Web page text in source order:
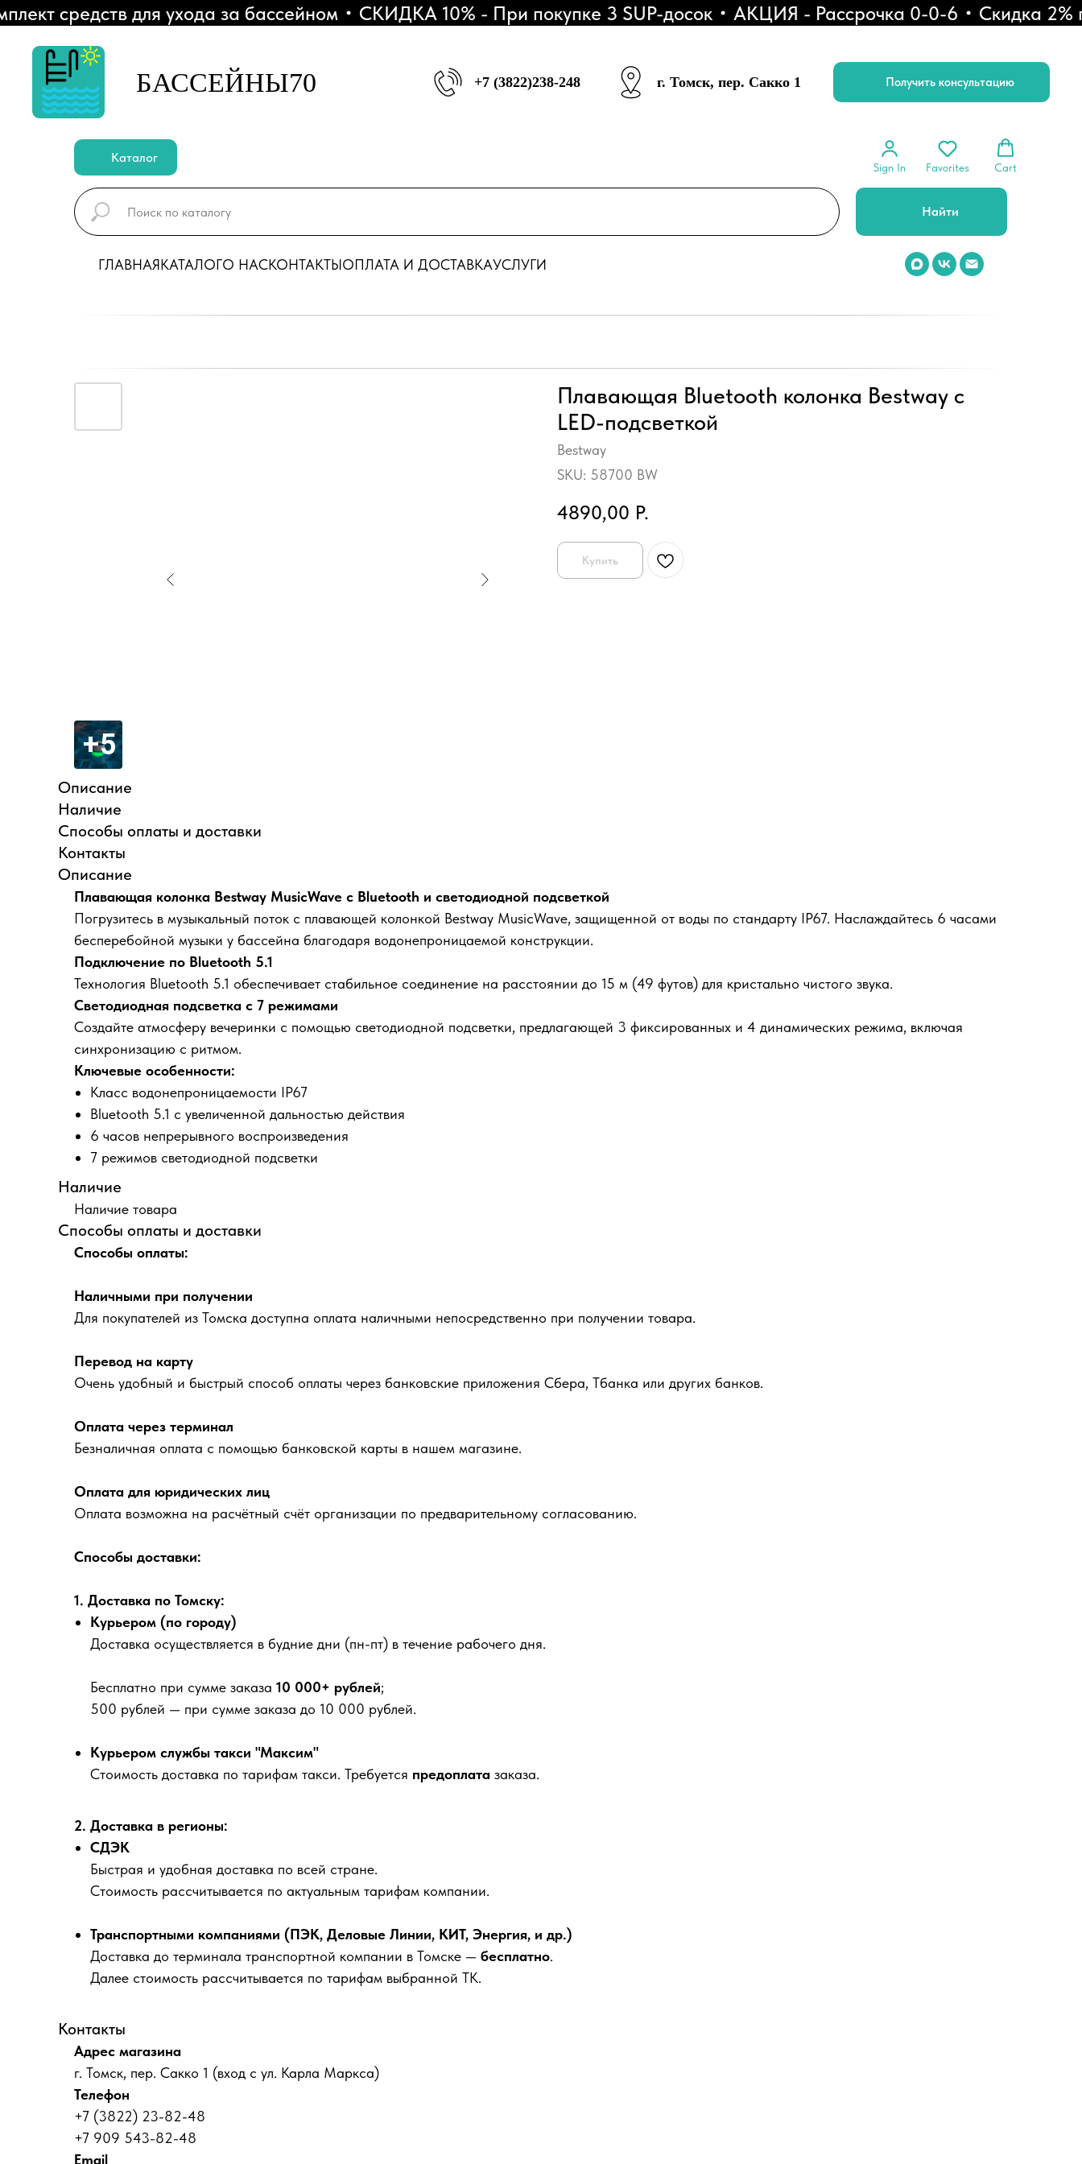
средств для ухода за бассейном СКИДКА 10% - При покупке 3 SUP-досок АКЦИЯ - Рассрочка 0-0-6 Скидка 2%
БАССЕЙНЫ70 +7 (3822)238-248 г. Томск, пер. Сакко 1 Получить консультацию
Каталог
Sign In Favorites Cart
Найти
ГЛАВНАЯКАТАЛОГО НАСКОНТАКТЫОПЛАТА И ДОСТАВКАУСЛУГИ
Плавающая Bluetooth колонка Bestway с
LED-подсветкой
Bestway
SKU: 58700 BW
4890,00 Р.
Купить
Описание
Наличие
Способы оплаты и доставки
Контакты
Описание
Плавающая колонка Bestway MusicWave с Bluetooth и светодиодной подсветкой
Погрузитесь в музыкальный поток с плавающей колонкой Bestway MusicWave, защищенной от воды по стандарту IP67. Наслаждайтесь 6 часами
бесперебойной музыки у бассейна благодаря водонепроницаемой конструкции.
Подключение по Bluetooth 5.1
Технология Bluetooth 5.1 обеспечивает стабильное соединение на расстоянии до 15 м (49 футов) для кристально чистого звука.
Светодиодная подсветка с 7 режимами
Создайте атмосферу вечеринки с помощью светодиодной подсветки, предлагающей 3 фиксированных и 4 динамических режима, включая
синхронизацию с ритмом.
Ключевые особенности:
Класс водонепроницаемости IP67
Bluetooth 5.1 с увеличенной дальностью действия
6 часов непрерывного воспроизведения
7 режимов светодиодной подсветки
Наличие
Наличие товара
Способы оплаты и доставки
Способы оплаты:
Наличными при получении
Для покупателей из Томска доступна оплата наличными непосредственно при получении товара.
Перевод на карту
Очень удобный и быстрый способ оплаты через банковские приложения Сбера, Тбанка или других банков.
Оплата через терминал
Безналичная оплата с помощью банковской карты в нашем магазине.
Оплата для юридических лиц
Оплата возможна на расчётный счёт организации по предварительному согласованию.
Способы доставки:
1. Доставка по Томску:
Курьером (по городу)
Доставка осуществляется в будние дни (пн-пт) в течение рабочего дня.
Бесплатно при сумме заказа 10 000+ рублей;
500 рублей — при сумме заказа до 10 000 рублей.
Курьером службы такси "Максим"
Стоимость доставка по тарифам такси. Требуется предоплата заказа.
2. Доставка в регионы:
СДЭК
Быстрая и удобная доставка по всей стране.
Стоимость рассчитывается по актуальным тарифам компании.
Транспортными компаниями (ПЭК, Деловые Линии, КИТ, Энергия, и др.)
Доставка до терминала транспортной компании в Томске — бесплатно.
Далее стоимость рассчитывается по тарифам выбранной ТК.
Контакты
Адрес магазина
г. Томск, пер. Сакко 1 (вход с ул. Карла Маркса)
Телефон
+7 (3822) 23-82-48
+7 909 543-82-48
Email